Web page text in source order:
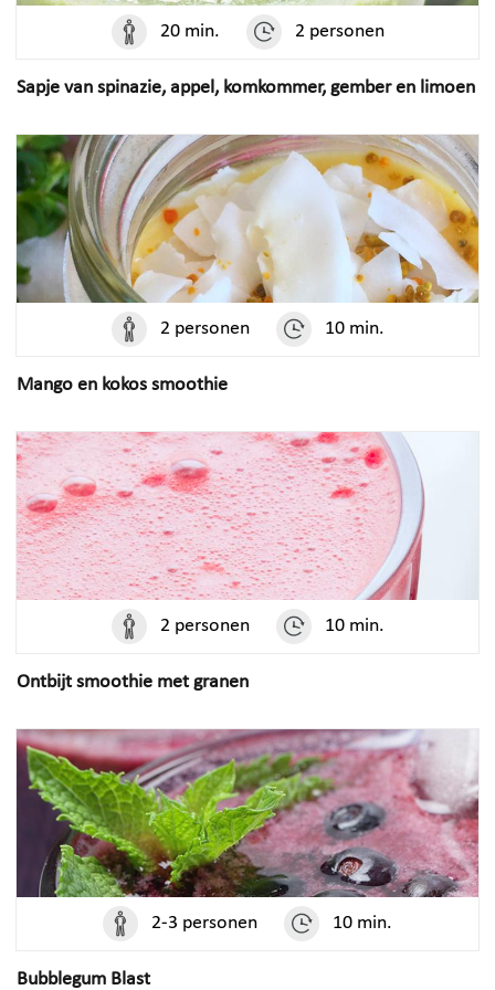
20 min. 2 personen
Sapje van spinazie, appel, komkommer, gember en limoen
2 personen 10 min.
Mango en kokos smoothie
2 personen 10 min.
Ontbijt smoothie met granen
2-3 personen 10 min.
Bubblegum Blast